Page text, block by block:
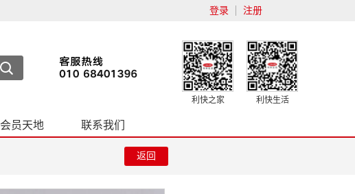
注册
登录
利快生活
利快之家
会员天地 联系我们
返回